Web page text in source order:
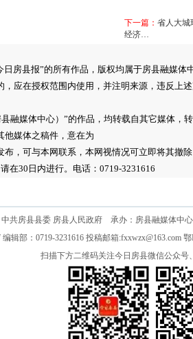
下一篇： 省人大城
经济…
房县报”的所有作品，版权均属于房县融媒体
应在授权范围内使用，并注明来源，违反上
融媒体中心）”的作品，均转载自其它媒体，
他媒体之稿件，意在为
，可与本网联系，本网视情况可立即将其撤除
在30日内进行。电话：0719-3231616
中共房县县委 房县人民政府 承办：房县融媒体中
辑部：0719-3231616 投稿邮箱:fxxwzx@163.com
扫描下方二维码关注今日房县微信公众号